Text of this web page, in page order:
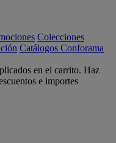
Colecciones
Catálogos Conforama
en el carrito. Haz
e importes